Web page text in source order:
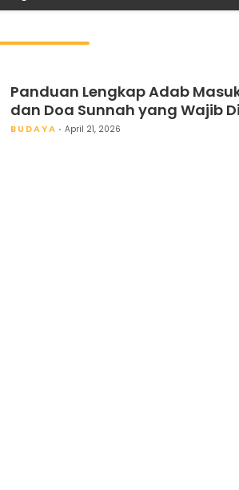
Panduan Lengkap Adab
dan Doa Sunnah yang Wajib
BUDAYA April 21, 2026